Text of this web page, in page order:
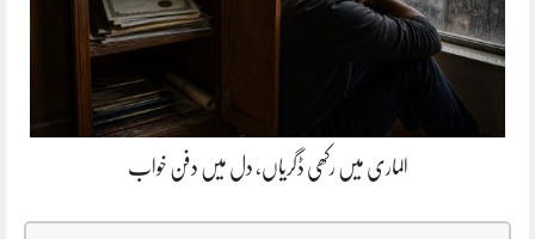
الماری میں رکھی ڈگریاں، دل میں دفن خواب